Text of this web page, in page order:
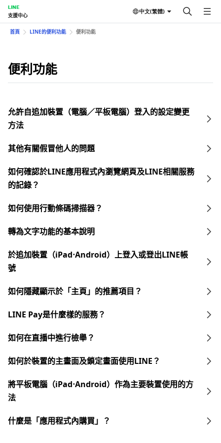
LINE
支援中心
中文(繁體)
首頁 LINE的便利功能 便利功能
便利功能
允許自追加裝置（電腦／平板電腦）登入的設定變更
方法
其他有關假冒他人的問題
如何確認於LINE應用程式內瀏覽網頁及LINE相關服務
的記錄？
如何使用行動條碼掃描器？
轉為文字功能的基本說明
於追加裝置（iPad⋅Android）上登入或登出LINE帳
號
如何隱藏顯示於「主頁」的推薦項目？
LINE Pay是什麼樣的服務？
如何在直播中進行檢舉？
如何於裝置的主畫面及鎖定畫面使用LINE？
將平板電腦（iPad⋅Android）作為主要裝置使用的方
法
什麼是「應用程式內購買」？